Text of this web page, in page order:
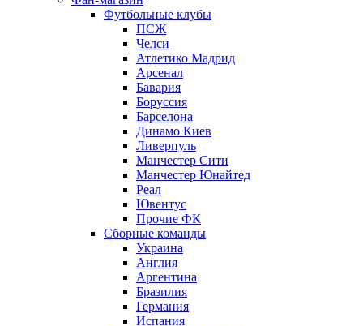
Футбольные клубы
ПСЖ
Челси
Атлетико Мадрид
Арсенал
Бавария
Боруссия
Барселона
Динамо Киев
Ливерпуль
Манчестер Сити
Манчестер Юнайтед
Реал
Ювентус
Прочие ФК
Сборные команды
Украина
Англия
Аргентина
Бразилия
Германия
Испания